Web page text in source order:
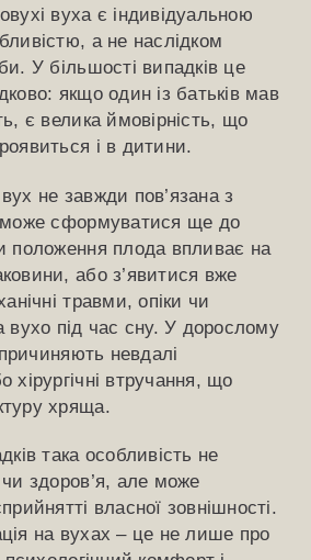
вуха є індивідуальною
а не наслідком
У більшості випадків це
якщо один із батьків мав
є велика ймовірність, що
і в дитини.
не завжди пов’язана з
може сформуватися ще до
положення плода впливає на
або з’явитися вже
травми, опіки чи
вухо під час сну. У дорослому
невдалі
хірургічні втручання, що
хряща.
така особливість не
здоров’я, але може
власної зовнішності.
на вухах – це не лише про